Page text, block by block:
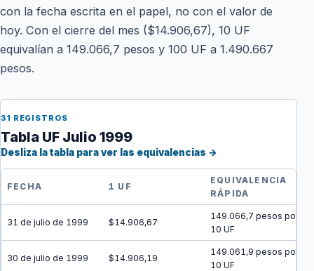
con la fecha escrita en el papel, no con el valor de
hoy. Con el cierre del mes ($14.906,67), 10 UF
equivalían a 149.066,7 pesos y 100 UF a 1.490.667
pesos.
31 REGISTROS
Tabla UF Julio 1999
Desliza la tabla para ver las equivalencias →
FECHA 1 UF
EQUIVALENCIA
RÁPIDA
31 de julio de 1999 $14.906,67
149.066,7 pesos por
10 UF
30 de julio de 1999 $14.906,19
149.061,9 pesos por
10 UF